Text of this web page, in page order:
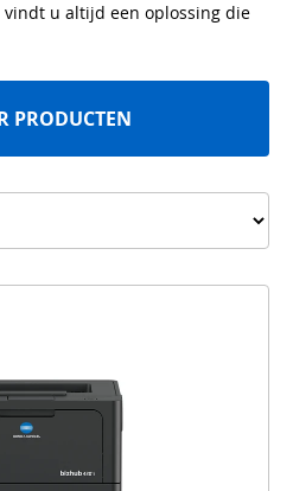
u altijd een oplossing die
PRODUCTEN